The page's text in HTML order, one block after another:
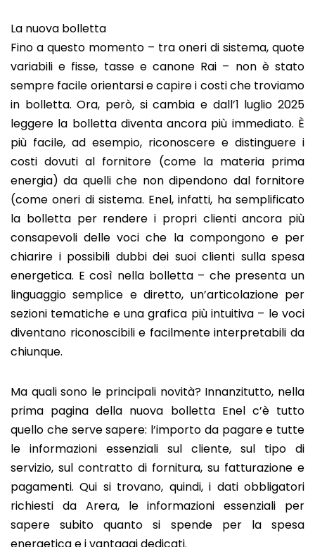
La nuova bolletta
Fino a questo momento – tra oneri di sistema, quote
variabili e fisse, tasse e canone Rai – non è stato
sempre facile orientarsi e capire i costi che troviamo
in bolletta. Ora, però, si cambia e dall’1 luglio 2025
leggere la bolletta diventa ancora più immediato. È
più facile, ad esempio, riconoscere e distinguere i
costi dovuti al fornitore (come la materia prima
energia) da quelli che non dipendono dal fornitore
(come oneri di sistema. Enel, infatti, ha semplificato
la bolletta per rendere i propri clienti ancora più
consapevoli delle voci che la compongono e per
chiarire i possibili dubbi dei suoi clienti sulla spesa
energetica. E così nella bolletta – che presenta un
linguaggio semplice e diretto, un’articolazione per
sezioni tematiche e una grafica più intuitiva – le voci
diventano riconoscibili e facilmente interpretabili da
chiunque.
Ma quali sono le principali novità? Innanzitutto, nella
prima pagina della nuova bolletta Enel c’è tutto
quello che serve sapere: l’importo da pagare e tutte
le informazioni essenziali sul cliente, sul tipo di
servizio, sul contratto di fornitura, su fatturazione e
pagamenti. Qui si trovano, quindi, i dati obbligatori
richiesti da Arera, le informazioni essenziali per
sapere subito quanto si spende per la spesa
energetica e i vantaggi dedicati.